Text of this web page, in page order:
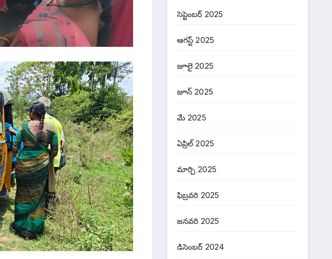
సెప్టెంబర్ 2025
ఆగస్ట్ 2025
జూలై 2025
జూన్ 2025
మే 2025
ఏప్రిల్ 2025
మార్చి 2025
ఫిబ్రవరి 2025
జనవరి 2025
డిసెంబర్ 2024